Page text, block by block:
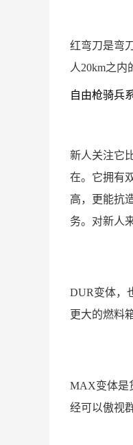
红弯刀是弯
人20km之内
自由枪骑兵
新人关注它
在。它拥有
高，更能抗
务。对新人
DUR变体，
更大的燃料
MAX变体是
经可以傲视